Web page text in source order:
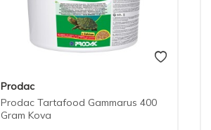
Prodac
Prodac Tartafood Gammarus 400
Gram Kova